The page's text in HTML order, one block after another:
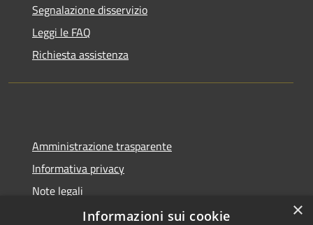
Segnalazione disservizio
Leggi le FAQ
Richiesta assistenza
Amministrazione trasparente
Informativa privacy
Note legali
Dichiarazione di accessibilità
×
Informazioni sui cookie